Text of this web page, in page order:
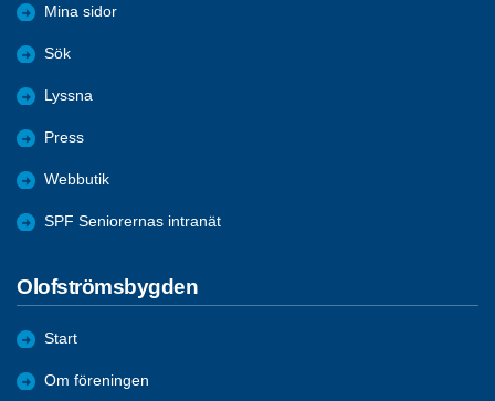
Mina sidor
Sök
Lyssna
Press
Webbutik
SPF Seniorernas intranät
Olofströmsbygden
Start
Om föreningen